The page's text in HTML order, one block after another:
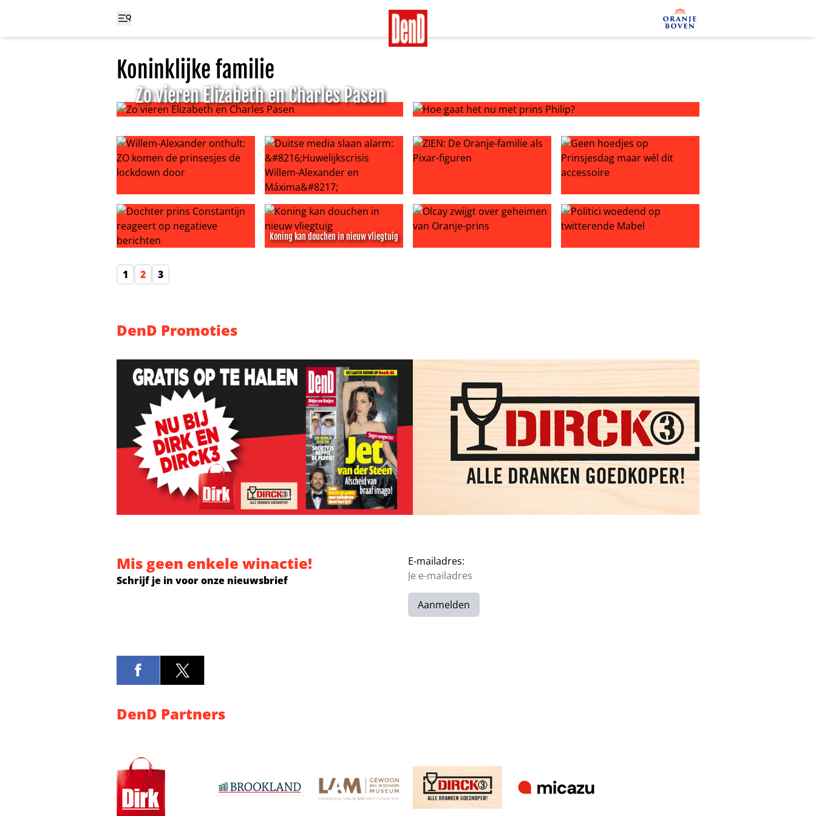
Koninklijke familie
Zo vieren Elizabeth en Charles Pasen
Willem-Alexander onthult: ZO komen de prinsesjes de lockdown door
Duitse media slaan alarm: ‘Huwelijkscrisis Willem-Alexander en Máxima’
ZIEN: De Oranje-familie als Pixar-figurenGeen hoedjes op Prinsjesdag maar wél dit accessoire
Koning kan douchen in nieuw vliegtuig
1
2 3
DenD Promoties
Mis geen enkele winactie!
Schrijf je in voor onze nieuwsbrief
E-mailadres:
Aanmelden
DenD Partners